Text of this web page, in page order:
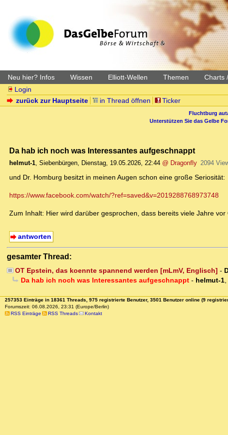
Neu hier? Infos Wissen Elliott-Wellen Themen Charts
Login
zurück zur Hauptseite
in Thread öffnen Ticker
Fluchtburg
Unterstützen Sie das Gelbe
Da hab ich noch was Interessantes aufgeschnappt
helmut-1, Siebenbürgen, Dienstag, 19.05.2026, 22:44 @ Dragonfly 2094
und Dr. Homburg besitzt in meinen Augen schon eine große Seriosität:
https://www.facebook.com/watch/?ref=saved&v=2019288768973748
Zum Inhalt: Hier wird darüber gesprochen, dass bereits viele Jahre
antworten
gesamter Thread:
OT Epstein, das koennte spannend werden [mLmV, Englisch] -
Da hab ich noch was Interessantes aufgeschnappt- helmut-1,
257353 Einträge in 18361 Threads, 975 registrierte Benutzer, 3501 Benutzer online (9
Forumszeit: 06.08.2026, 23:31 (Europe/Berlin)
RSS Einträge
RSS Threads Kontakt